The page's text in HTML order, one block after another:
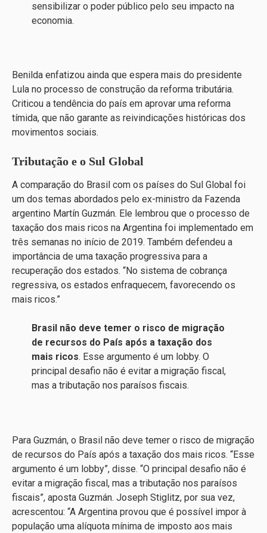
sensibilizar o poder público pelo seu impacto na
economia.
Benilda enfatizou ainda que espera mais do presidente
Lula no processo de construção da reforma tributária.
Criticou a tendência do país em aprovar uma reforma
tímida, que não garante as reivindicações históricas dos
movimentos sociais.
Tributação e o Sul Global
A comparação do Brasil com os países do Sul Global foi
um dos temas abordados pelo ex-ministro da Fazenda
argentino Martín Guzmán. Ele lembrou que o processo de
taxação dos mais ricos na Argentina foi implementado em
três semanas no início de 2019. Também defendeu a
importância de uma taxação progressiva para a
recuperação dos estados. “No sistema de cobrança
regressiva, os estados enfraquecem, favorecendo os
mais ricos.”
Brasil não deve temer o risco de migração
de recursos do País após a taxação dos
mais ricos. Esse argumento é um lobby. O
principal desafio não é evitar a migração fiscal,
mas a tributação nos paraísos fiscais.
Para Guzmán, o Brasil não deve temer o risco de migração
de recursos do País após a taxação dos mais ricos. “Esse
argumento é um lobby”, disse. “O principal desafio não é
evitar a migração fiscal, mas a tributação nos paraísos
fiscais”, aposta Guzmán. Joseph Stiglitz, por sua vez,
acrescentou: “A Argentina provou que é possível impor à
população uma alíquota mínima de imposto aos mais